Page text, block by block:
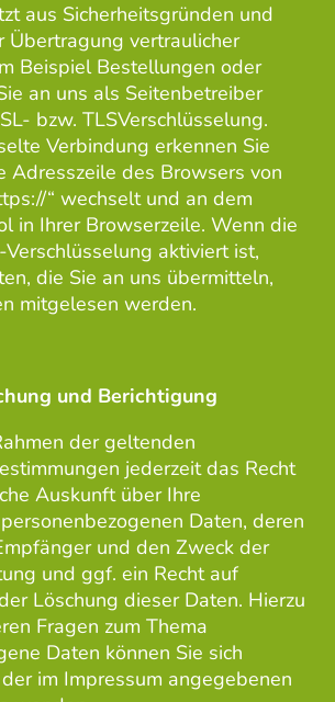
aus Sicherheitsgründen und
Übertragung vertraulicher
Beispiel Bestellungen oder
an uns als Seitenbetreiber
bzw. TLSVerschlüsselung.
Verbindung erkennen Sie
Adresszeile des Browsers von
“ wechselt und an dem
in Ihrer Browserzeile. Wenn die
Verschlüsselung aktiviert ist,
die Sie an uns übermitteln,
mitgelesen werden.
und Berichtigung
der geltenden
jederzeit das Recht
Auskunft über Ihre
Daten, deren
und den Zweck der
und ggf. ein Recht auf
Löschung dieser Daten. Hierzu
Fragen zum Thema
Daten können Sie sich
im Impressum angegebenen